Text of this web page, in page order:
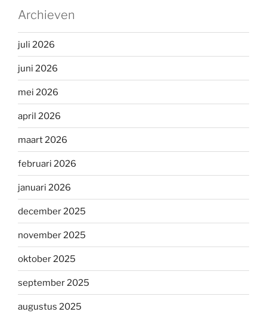
Archieven
juli 2026
juni 2026
mei 2026
april 2026
maart 2026
februari 2026
januari 2026
december 2025
november 2025
oktober 2025
september 2025
augustus 2025